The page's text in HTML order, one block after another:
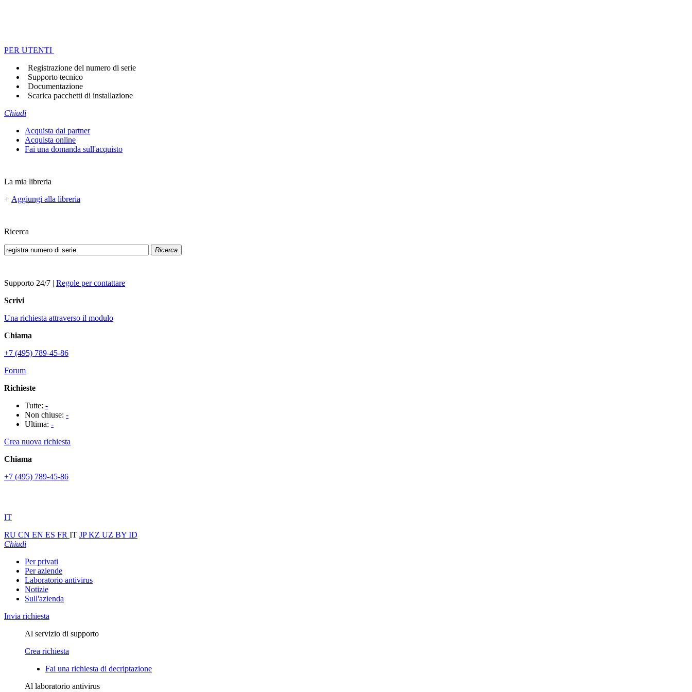
PER UTENTI
Registrazione del numero di serie
Supporto tecnico
Documentazione
Scarica pacchetti di installazione
Chiudi
Acquista dai partner
Acquista online
Fai una domanda sull'acquisto
La mia libreria
+ Aggiungi alla libreria
Ricerca
Ricerca
Supporto 24/7 | Regole per contattare
Scrivi
Una richiesta attraverso il modulo
Chiama
+7 (495) 789-45-86
Forum
Richieste
Tutte: -
Non chiuse: -
Ultima: -
Crea nuova richiesta
Chiama
+7 (495) 789-45-86
IT
RU CN EN ES FR IT JPKZ UZ BY ID
Chiudi
Per privati
Per aziende
Laboratorio antivirus
Notizie
Sull'azienda
Invia richiesta
Al servizio di supporto
Crea richiesta
Fai una richiesta di decriptazione
Al laboratorio antivirus